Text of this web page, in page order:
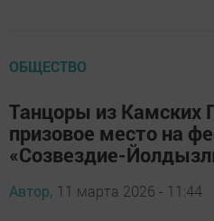
ОБЩЕСТВО
Танцоры из Камских
призовое место на
«Созвездие-
Автор, 11 марта 2026 - 11:44